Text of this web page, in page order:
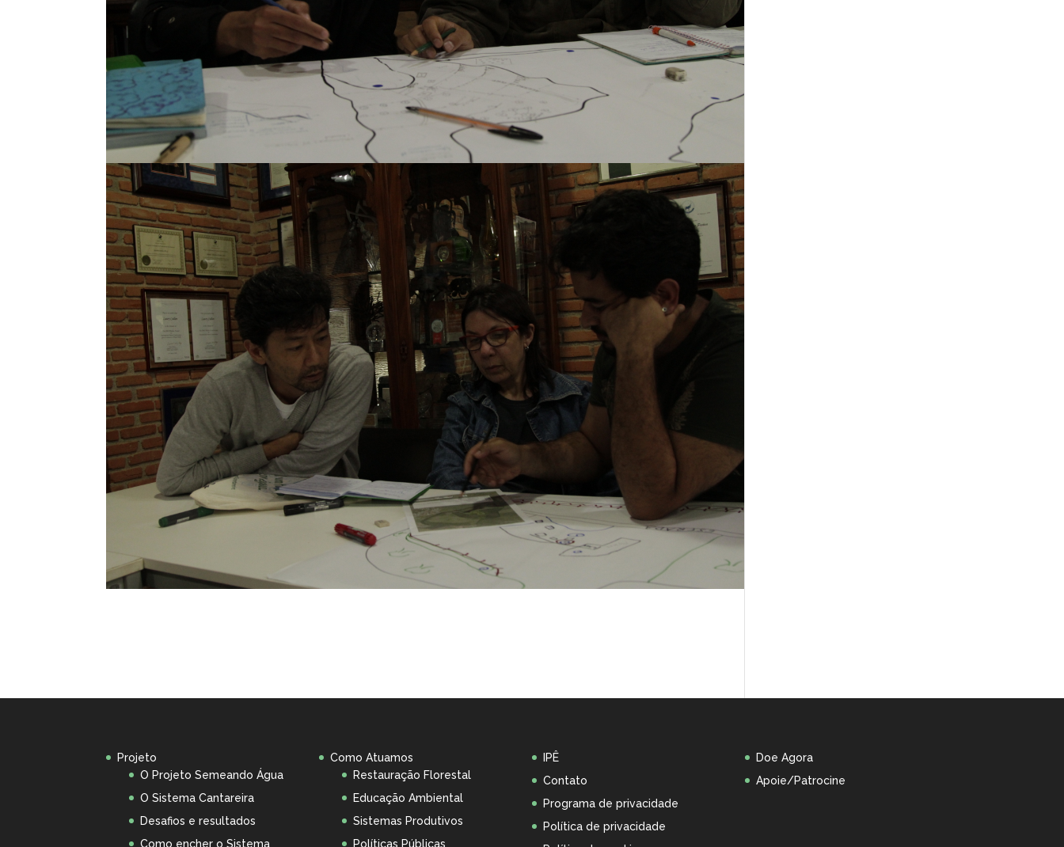
Projeto
O Projeto Semeando Água
O Sistema Cantareira
Desafios e resultados
Como encher o Sistema
Como Atuamos
Restauração Florestal
Educação Ambiental
Sistemas Produtivos
Políticas Públicas
IPÊ
Contato
Programa de privacidade
Política de privacidade
Doe Agora
Apoie/Patrocine